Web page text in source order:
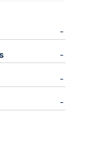
-
-
-
-